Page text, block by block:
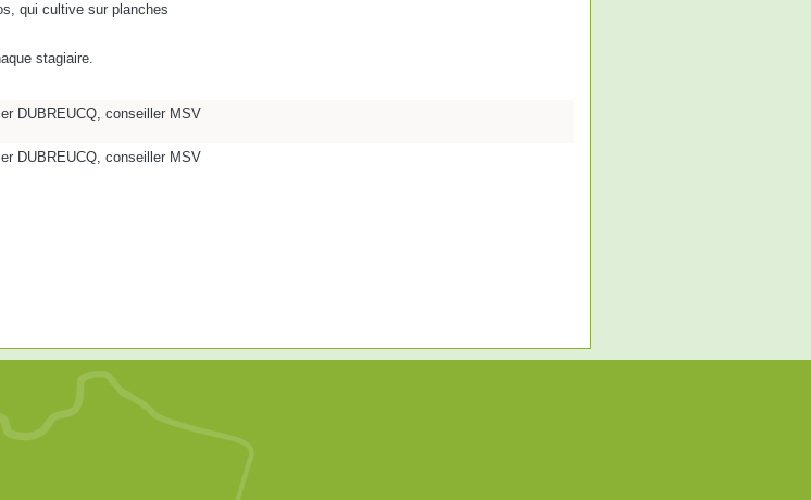
qui cultive sur planches
stagiaire.
DUBREUCQ, conseiller MSV
DUBREUCQ, conseiller MSV